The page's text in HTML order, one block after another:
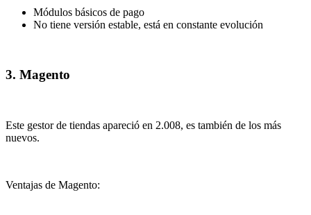
Módulos básicos de pago
No tiene versión estable, está en constante evolución
3. Magento
Este gestor de tiendas apareció en 2.008, es también de los más
nuevos.
Ventajas de Magento: